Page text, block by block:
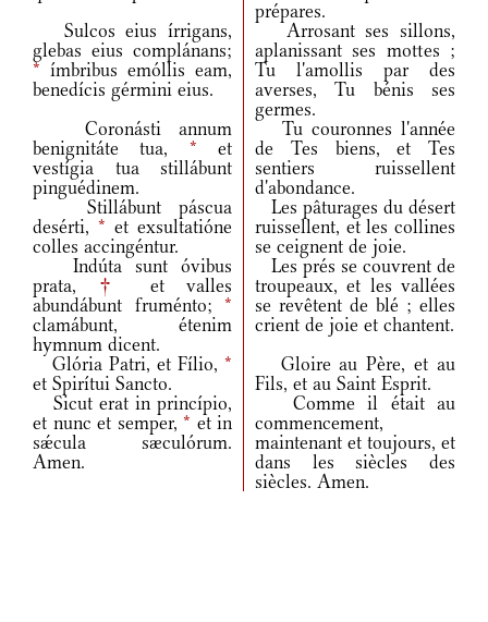
prépares.
Sulcos eius írrigans,
glebas eius complánans;
* ímbribus emóllis eam,
benedícis gérmini eius.
Arrosant ses sillons,
aplanissant ses mottes ;
Tu l'amollis par des
averses, Tu bénis ses
germes.
Coronásti annum
benignitáte tua, * et
vestígia tua stillábunt
pinguédinem.
Tu couronnes l'année
de Tes biens, et Tes
sentiers ruissellent
d'abondance.
Stillábunt páscua
desérti, * et exsultatióne
colles accingéntur.
Les pâturages du désert
ruissellent, et les collines
se ceignent de joie.
Indúta sunt óvibus
prata, †
et valles
abundábunt fruménto; *
clamábunt, étenim
hymnum dicent.
Les prés se couvrent de
troupeaux, et les vallées
se revêtent de blé ; elles
crient de joie et chantent.
Glória Patri, et Fílio, *
et Spirítui Sancto.
Gloire au Père, et au
Fils, et au Saint Esprit.
Sicut erat in princípio,
et nunc et semper, * et in
sǽcula sæculórum.
Amen.
Comme il était au
commencement,
maintenant et toujours, et
dans les siècles des
siècles. Amen.